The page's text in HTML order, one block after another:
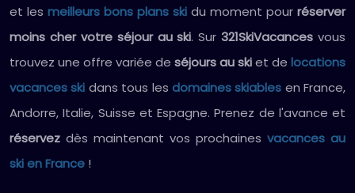
et les meilleurs bons plans ski du moment pour réserver
moins cher votre séjour au ski. Sur321SkiVacances vous
trouvez une offre variée de séjours au skiet de locations
vacances ski dans tous les domaines skiables en France,
Andorre, Italie, Suisse et Espagne. Prenez de l'avance et
réservez dès maintenant vos prochaines vacances au
ski en France !